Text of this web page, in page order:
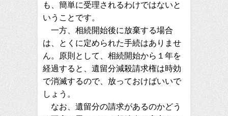
も、簡単に受理されるわけではないと
いうことです。
一方、相続開始後に放棄する場合
は、とくに定められた手続はありませ
ん。原則として、相続開始から１年を
経過すると、遺留分減殺請求権は時効
で消滅するので、放っておけばいいで
しょう。
なお、遺留分の請求があるのかどう